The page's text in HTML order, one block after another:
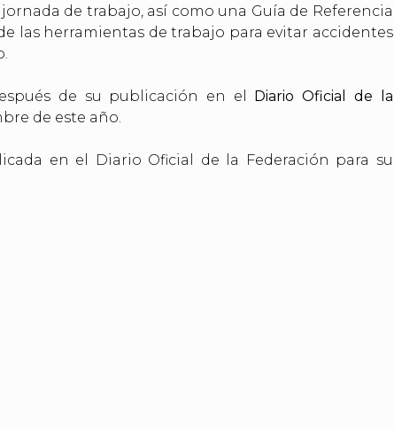
de trabajo, así como una Guía de Referencia
las herramientas de trabajo para evitar accidentes
de su publicación en el
Diario Oficial de la
de este año.
en el Diario Oficial de la Federación para su